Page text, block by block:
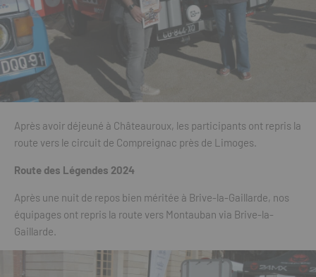
Après avoir déjeuné à Châteauroux, les participants ont repris la
route vers le circuit de Compreignac près de Limoges.
Route des Légendes 2024
Après une nuit de repos bien méritée à Brive-la-Gaillarde, nos
équipages ont repris la route vers Montauban via Brive-la-
Gaillarde.